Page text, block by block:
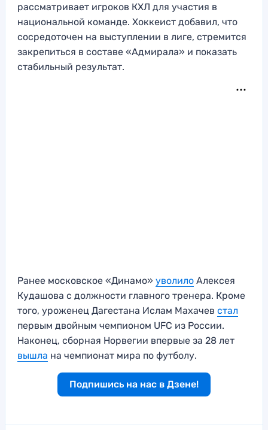
рассматривает игроков КХЛ для участия в
национальной команде. Хоккеист добавил, что
сосредоточен на выступлении в лиге, стремится
закрепиться в составе «Адмирала» и показать
стабильный результат.
Ранее московское «Динамо» уволило Алексея
Кудашова с должности главного тренера. Кроме
того, уроженец Дагестана Ислам Махачев стал
первым двойным чемпионом UFC из России.
Наконец, сборная Норвегии впервые за 28 лет
вышла на чемпионат мира по футболу.
Подпишись на нас в Дзене!